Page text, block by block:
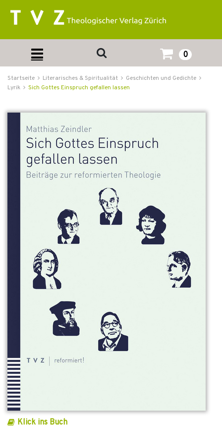
0
Startseite Literarisches & Spiritualität
Geschichten und Gedichte
Lyrik
Sich Gottes Einspruch gefallen lassen
Klick ins Buch